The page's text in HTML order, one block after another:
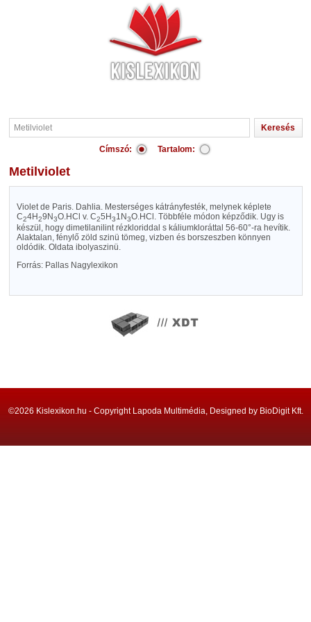
Címszó: Tartalom:
Metilviolet
Violet de Paris. Dahlia. Mesterséges kátrányfesték, melynek képlete
C24H29N3O.HCl v. C25H31N3O.HCl. Többféle módon képződik. Ugy is
készül, hogy dimetilanilint rézkloriddal s káliumkloráttal 56-60°-ra hevítik.
Alaktalan, fénylő zöld szinü tömeg, vizben és borszeszben könnyen
oldódik. Oldata ibolyaszinü.
Forrás: Pallas Nagylexikon
©2026 Kislexikon.hu - Copyright Lapoda Multimédia, Designed by BioDigit Kft.